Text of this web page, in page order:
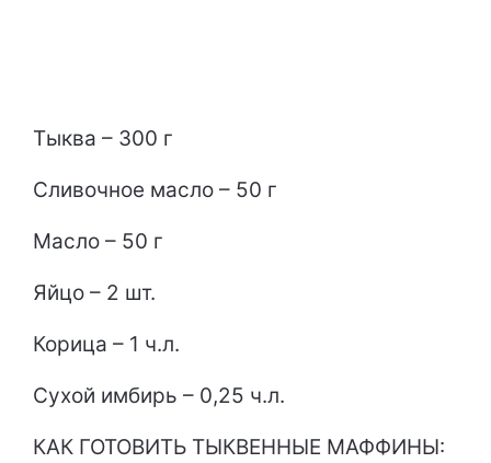
Тыква – 300 г
Сливочное масло – 50 г
Масло – 50 г
Яйцо – 2 шт.
Корица – 1 ч.л.
Сухой имбирь – 0,25 ч.л.
КАК ГОТОВИТЬ ТЫКВЕННЫЕ МАФФИНЫ: